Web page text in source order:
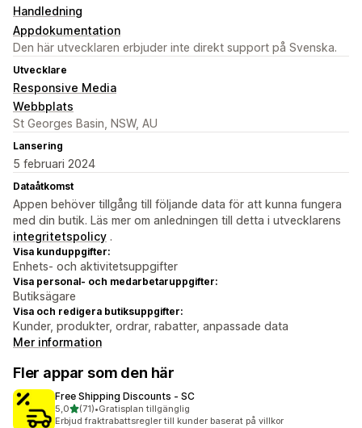
Handledning
Appdokumentation
Den här utvecklaren erbjuder inte direkt support på Svenska.
Utvecklare
Responsive Media
Webbplats
St Georges Basin, NSW, AU
Lansering
5 februari 2024
Dataåtkomst
Appen behöver tillgång till följande data för att kunna fungera
med din butik. Läs mer om anledningen till detta i utvecklarens
integritetspolicy .
Visa kunduppgifter:
Enhets- och aktivitetsuppgifter
Visa personal- och medarbetaruppgifter:
Butiksägare
Visa och redigera butiksuppgifter:
Kunder, produkter, ordrar, rabatter, anpassade data
Mer information
Fler appar som den här
Free Shipping Discounts ‑ SC
5,0av 5 stjärnor
(71)
71 recensioner totalt
•Gratisplan tillgänglig
Erbjud fraktrabattsregler till kunder baserat på villkor